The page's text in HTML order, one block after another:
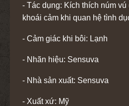
- Tác dụng: Kích thích núm
khoái cảm khi quan hệ tình
- Cảm giác khi bôi: Lạnh
- Nhãn hiệu: Sensuva
- Nhà sản xuất: Sensuva
- Xuất xứ: Mỹ